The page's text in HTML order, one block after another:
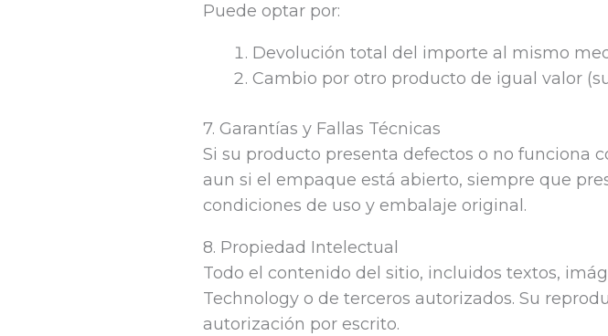
Puede optar por:
Devolución total del importe al mismo
Cambio por otro producto de igual valor
7. Garantías y Fallas Técnicas
Si su producto presenta defectos o no funciona
aun si el empaque está abierto, siempre que
condiciones de uso y embalaje original.
8. Propiedad Intelectual
Todo el contenido del sitio, incluidos textos,
Technology o de terceros autorizados. Su
autorización por escrito.